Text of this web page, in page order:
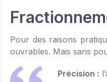
Pour des raisons
ouvrables. Mais sans
Précision :